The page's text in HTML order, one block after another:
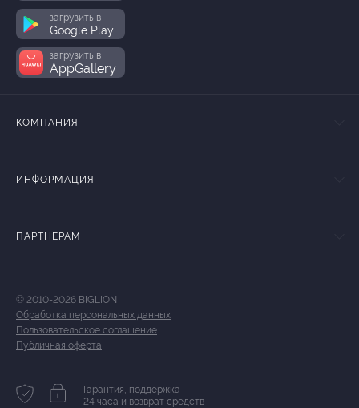
загрузить в
Google Play
загрузить в
AppGallery
КОМПАНИЯ
ИНФОРМАЦИЯ
ПАРТНЕРАМ
© 2010-2026 BIGLION
Обработка персональных данных
Пользовательское соглашение
Публичная оферта
Гарантия, поддержка
24 часа и возврат средств